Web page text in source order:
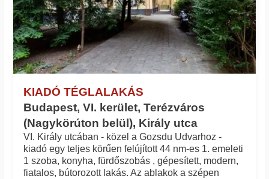
KIADÓ TÉGLALAKÁS
Budapest, VI. kerület, Terézváros
(Nagykörúton belül), Király utca
VI. Király utcában - közel a Gozsdu Udvarhoz -
kiadó egy teljes körűen felújított 44 nm-es 1. emeleti
1 szoba, konyha, fürdőszobás , gépesített, modern,
fiatalos, bútorozott lakás. Az ablakok a szépen